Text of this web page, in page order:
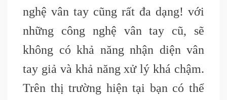
nghệ vân tay cũng rất đa dạng! với
những công nghệ vân tay cũ, sẽ
không có khả năng nhận diện vân
tay giả và khả năng xử lý khá chậm.
Trên thị trường hiện tại bạn có thể